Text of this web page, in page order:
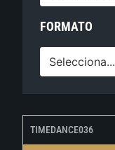
FORMATO
Selecciona...
TIMEDANCE036